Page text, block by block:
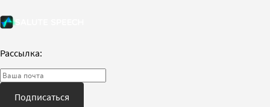
Рассылка:
Подписаться